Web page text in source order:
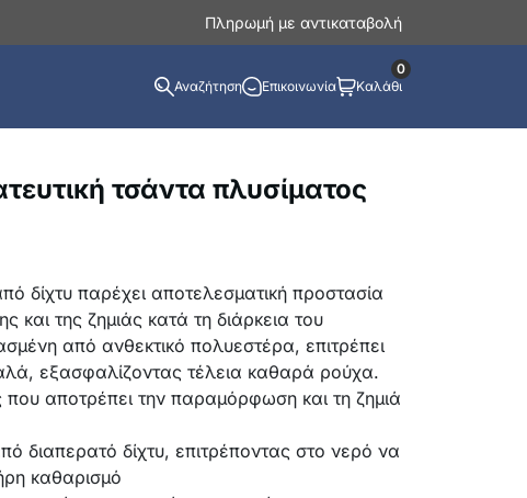
Πληρωμή με αντικαταβολή
Αναζήτηση Επικοινωνία Καλάθι
0
τσάντα πλυσίματος
δίχτυ παρέχει αποτελεσματική προστασία
της ζημιάς κατά τη διάρκεια του
από ανθεκτικό πολυεστέρα, επιτρέπει
εξασφαλίζοντας τέλεια καθαρά ρούχα.
που αποτρέπει την παραμόρφωση και τη ζημιά
διαπερατό δίχτυ, επιτρέποντας στο νερό να
καθαρισμό